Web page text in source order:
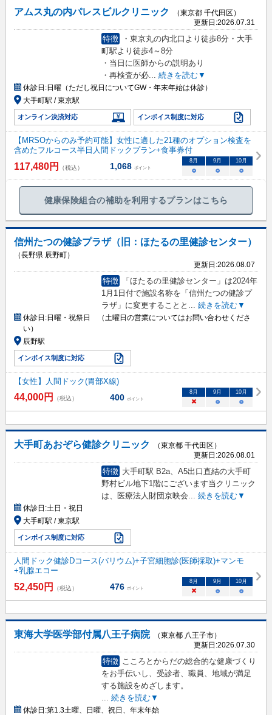
アムス丸の内パレスビルクリニック
（東京都 千代田区）
更新日:2026.07.31
特徴
・東京丸の内北口より徒歩8分・大手
町駅より徒歩4～8分
・当日に医師からの説明あり
・再検査が必... 続きを読む▼
休診日:日曜（ただし祝日についてGW・年末年始は休診）
大手町駅 / 東京駅
オンライン決済対応 インボイス制度に対応
【MRSOからのみ予約可能】女性に適した21種のオプション検査を
含めたフルコース半日人間ドックプラン+食事券付
117,480円 （税込） 1,068 ポイント
8月 9月 10月
○ ○ ○
健康保険組合の補助を利用するプランはこちら
信州たつの健診プラザ（旧：ほたるの里健診センター）
（長野県 辰野町）
更新日:2026.08.07
特徴
「ほたるの里健診センター」は2024年
1月1日付で施設名称を「信州たつの健診プ
ラザ」に変更することと
続きを読む▼
休診日:日曜・祝祭日 （土曜日の営業についてはお問い合わせくださ
い）
辰野駅
インボイス制度に対応
【女性】人間ドック(胃部X線)
44,000円 （税込） 400 ポイント
8 月 9 月 10月
× ○ ○
大手町あおぞら健診クリニック
（東京都 千代田区）
更新日:2026.08.01
特徴 大手町駅 B2a、A5出口直結の大手町
野村ビル地下1階にございます当クリニック
は、医療法人財団京映会... 続きを読む▼
休診日:土日・祝日
大手町駅 / 東京駅
インボイス制度に対応
人間ドック健診Dコース(バリウム)+子宮細胞診(医師採取)+マンモ
+乳腺エコー
52,450円 （税込） 476 ポイント
8月 9月 10月
× ○ ○
東海大学医学部付属八王子病院
（東京都 八王子市）
更新日:2026.07.30
特徴
こころとからだの総合的な健康づくり
をお手伝いし、受診者、職員、地域が満足
する施設をめざします。
続きを読む▼
休診日:第1.3土曜、日曜、祝日、年末年始